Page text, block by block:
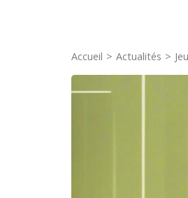
Accueil > Actualités >